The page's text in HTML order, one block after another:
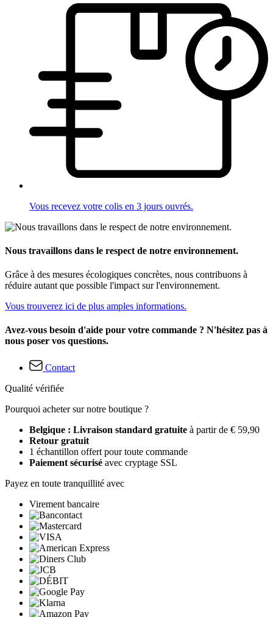
Vous recevez votre colis en 3 jours ouvrés.
Nous travaillons dans le respect de notre environnement.
Grâce à des mesures écologiques concrètes, nous contribuons à
réduire autant que possible l'impact sur l'environnement.
Vous trouverez ici de plus amples informations.
Avez-vous besoin d'aide pour votre commande ? N'hésitez pas à
nous poser vos questions.
Contact
Qualité vérifiée
Pourquoi acheter sur notre boutique ?
Belgique : Livraison standard gratuite à partir de € 59,90
Retour gratuit
1 échantillon offert pour toute commande
Paiement sécurisé avec cryptage SSL
Payez en toute tranquillité avec
Virement bancaire